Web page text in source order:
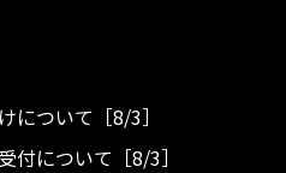
について［8/3］
付について［8/3］